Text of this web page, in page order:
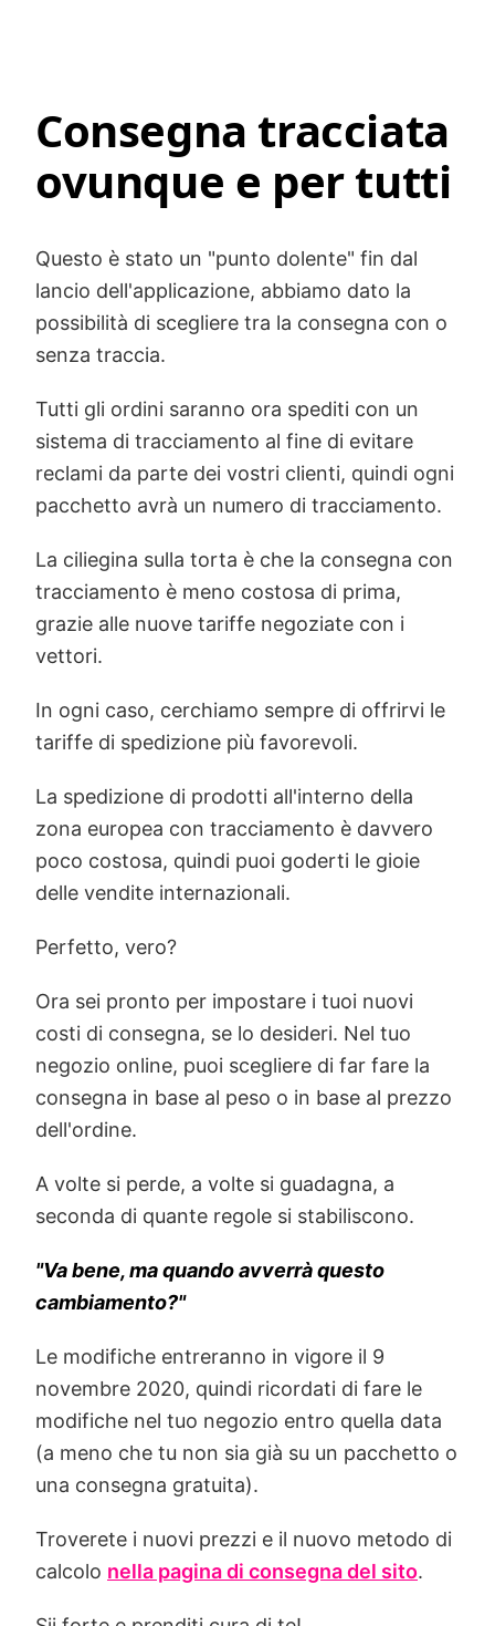
Consegna tracciata
ovunque e per tutti
Questo è stato un "punto dolente" fin dal
lancio dell'applicazione, abbiamo dato la
possibilità di scegliere tra la consegna con o
senza traccia.
Tutti gli ordini saranno ora spediti con un
sistema di tracciamento al fine di evitare
reclami da parte dei vostri clienti, quindi ogni
pacchetto avrà un numero di tracciamento.
La ciliegina sulla torta è che la consegna con
tracciamento è meno costosa di prima,
grazie alle nuove tariffe negoziate con i
vettori.
In ogni caso, cerchiamo sempre di offrirvi le
tariffe di spedizione più favorevoli.
La spedizione di prodotti all'interno della
zona europea con tracciamento è davvero
poco costosa, quindi puoi goderti le gioie
delle vendite internazionali.
Perfetto, vero?
Ora sei pronto per impostare i tuoi nuovi
costi di consegna, se lo desideri. Nel tuo
negozio online, puoi scegliere di far fare la
consegna in base al peso o in base al prezzo
dell'ordine.
A volte si perde, a volte si guadagna, a
seconda di quante regole si stabiliscono.
"Va bene, ma quando avverrà questo
cambiamento?"
Le modifiche entreranno in vigore il 9
novembre 2020, quindi ricordati di fare le
modifiche nel tuo negozio entro quella data
(a meno che tu non sia già su un pacchetto o
una consegna gratuita).
Troverete i nuovi prezzi e il nuovo metodo di
calcolo nella pagina di consegna del sito.